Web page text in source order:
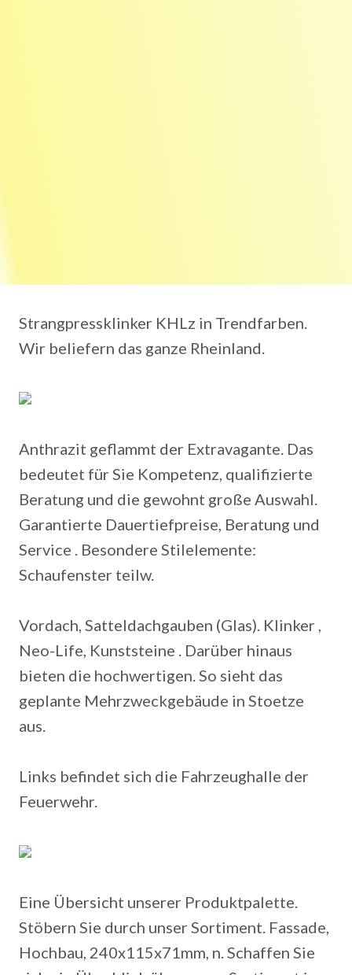
Strangpressklinker KHLz in Trendfarben.
Wir beliefern das ganze Rheinland.
Anthrazit geflammt der Extravagante. Das
bedeutet für Sie Kompetenz, qualifizierte
Beratung und die gewohnt große Auswahl.
Garantierte Dauertiefpreise, Beratung und
Service . Besondere Stilelemente:
Schaufenster teilw.
Vordach, Satteldachgauben (Glas). Klinker ,
Neo-Life, Kunststeine . Darüber hinaus
bieten die hochwertigen. So sieht das
geplante Mehrzweckgebäude in Stoetze
aus.
Links befindet sich die Fahrzeughalle der
Feuerwehr.
Eine Übersicht unserer Produktpalette.
Stöbern Sie durch unser Sortiment. Fassade,
Hochbau, 240x115x71mm, n. Schaffen Sie